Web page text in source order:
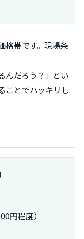
格帯です。現場条
んだろう？」とい
ことでハッキリし
円程度）